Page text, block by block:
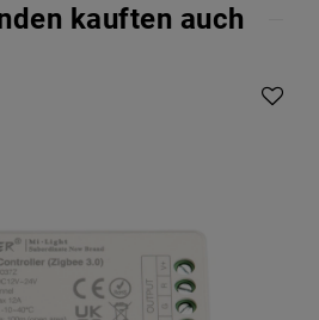
kauften auch